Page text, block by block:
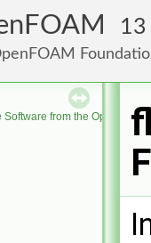
13
Software from the